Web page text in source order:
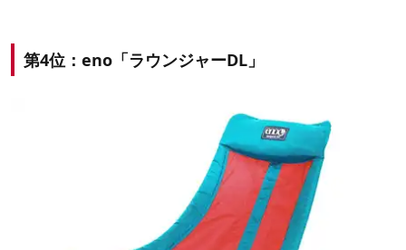
第4位：eno「ラウンジャーDL」